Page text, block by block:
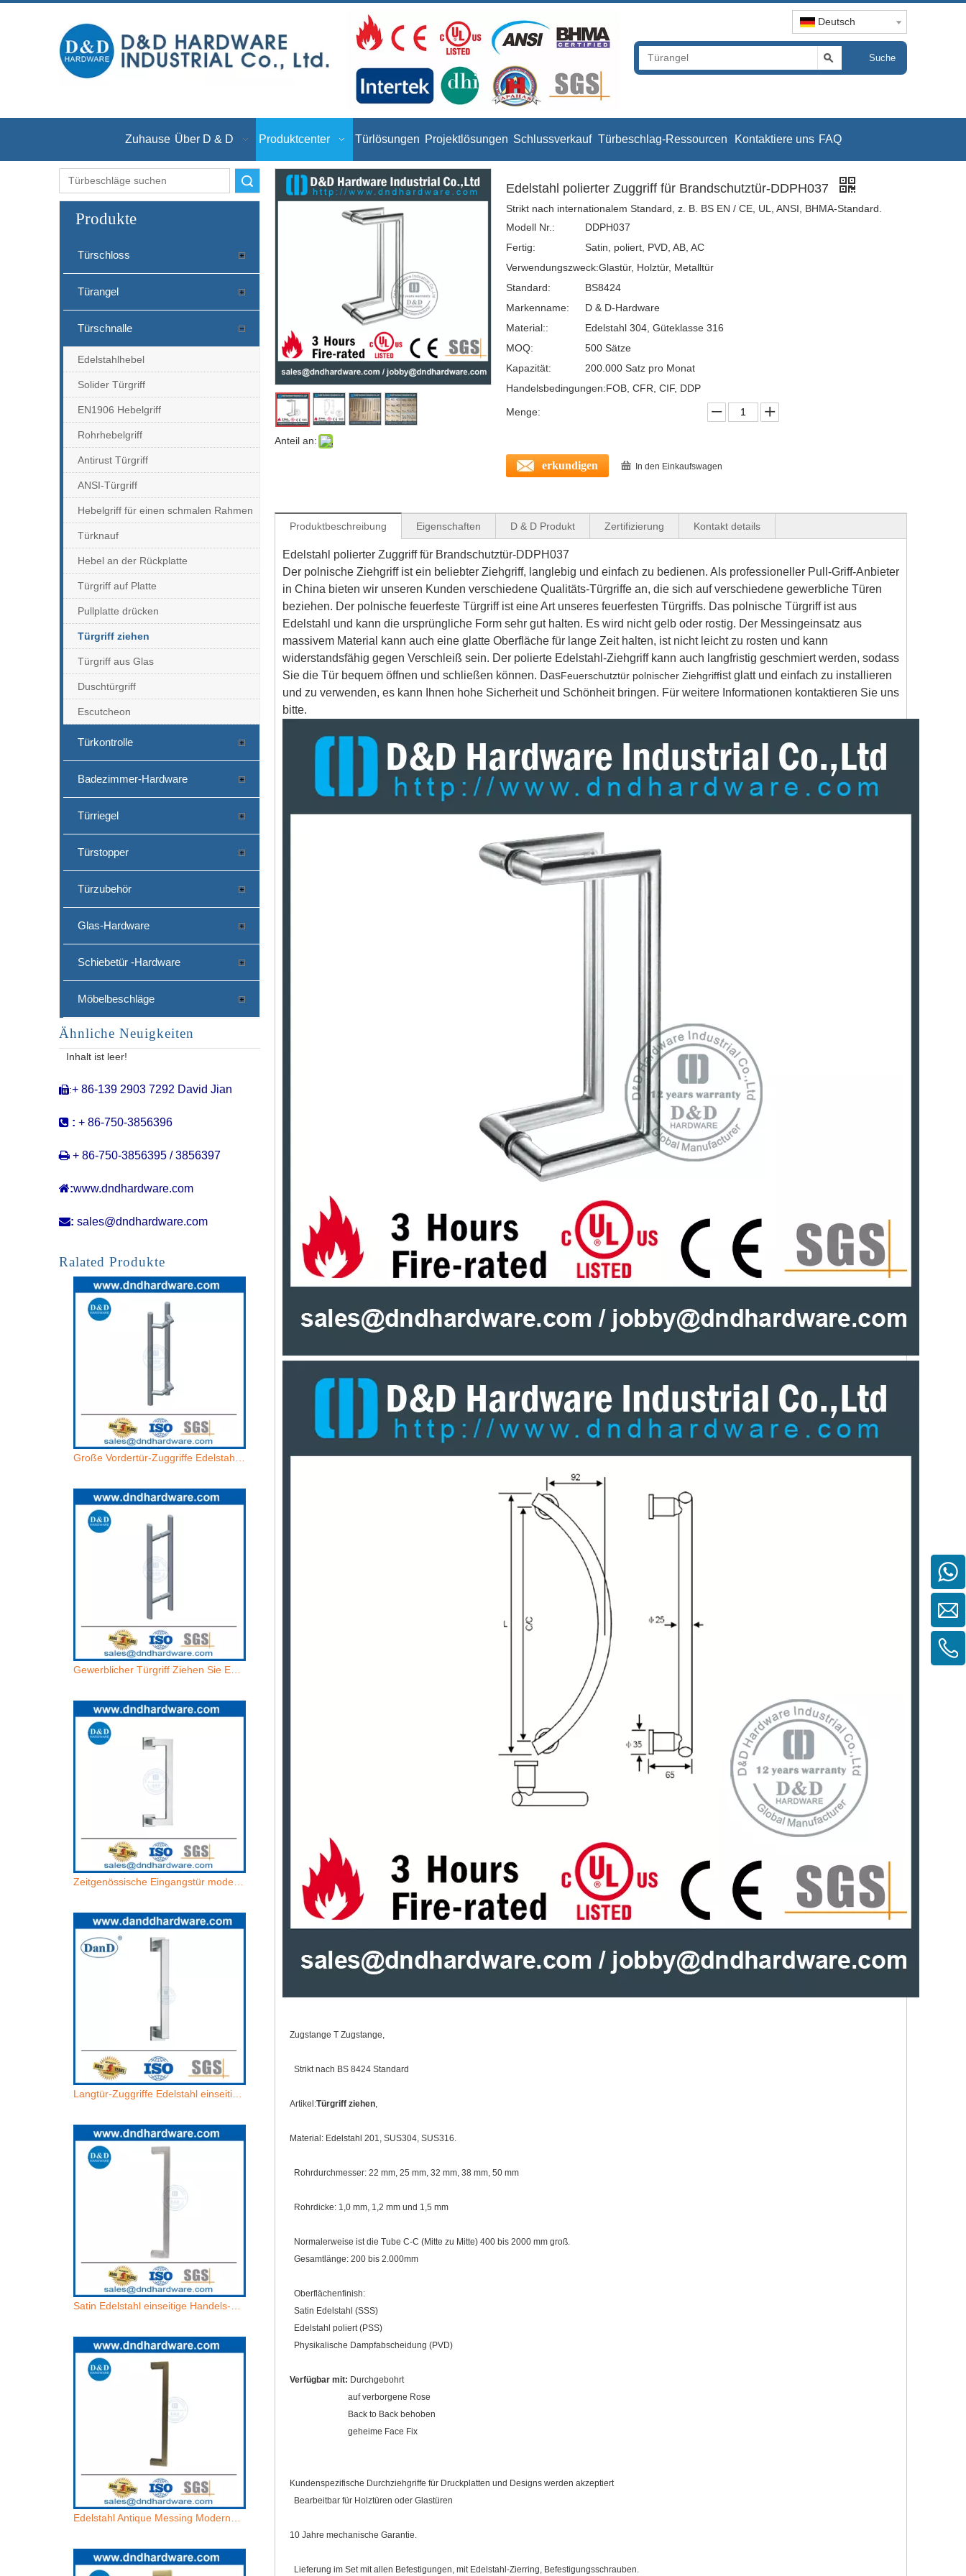
Deutsch
Suche
Zuhause Über D & D Produktcenter Türlösungen Projektlösungen Schlussverkauf Türbeschlag-Ressourcen Kontaktiere uns FAQ
Produkte
Türschloss
Türangel
Türschnalle
Edelstahlhebel
Solider Türgriff
EN1906 Hebelgriff
Rohrhebelgriff
Antirust Türgriff
ANSI-Türgriff
Hebelgriff für einen schmalen Rahmen
Türknauf
Hebel an der Rückplatte
Türgriff auf Platte
Pullplatte drücken
Türgriff ziehen
Türgriff aus Glas
Duschtürgriff
Escutcheon
Türkontrolle
Badezimmer-Hardware
Türriegel
Türstopper
Türzubehör
Glas-Hardware
Schiebetür -Hardware
Möbelbeschläge
Ähnliche Neuigkeiten
Inhalt ist leer!
:+ 86-139 2903 7292 David Jian
 : + 86-750-3856396
 + 86-750-3856395 / 3856397
:www.dndhardware.com
: sales@dndhardware.com
Ralated Produkte
Anteil an:
Edelstahl polierter Zuggriff für Brandschutztür-DDPH037
Strikt nach internationalem Standard, z. B. BS EN / CE, UL, ANSI, BHMA-Standard.
Modell Nr.:
DDPH037
Fertig:
Satin, poliert, PVD, AB, AC
Verwendungszweck:Glastür, Holztür, Metalltür
Standard:
BS8424
Markenname:
D & D-Hardware
Material::
Edelstahl 304, Güteklasse 316
MOQ:
500 Sätze
Kapazität:
200.000 Satz pro Monat
Handelsbedingungen:FOB, CFR, CIF, DDP
Menge:
erkundigen In den Einkaufswagen
Produktbeschreibung Eigenschaften D & D Produkt Zertifizierung Kontakt details
Edelstahl polierter Zuggriff für Brandschutztür-DDPH037
Der polnische Ziehgriff ist ein beliebter Ziehgriff, langlebig und einfach zu bedienen. Als professioneller Pull-Griff-Anbieter
in China bieten wir unseren Kunden verschiedene Qualitäts-Türgriffe an, die sich auf verschiedene gewerbliche Türen
beziehen. Der polnische feuerfeste Türgriff ist eine Art unseres feuerfesten Türgriffs. Das polnische Türgriff ist aus
Edelstahl und kann die ursprüngliche Form sehr gut halten. Es wird nicht gelb oder rostig. Der Messingeinsatz aus
massivem Material kann auch eine glatte Oberfläche für lange Zeit halten, ist nicht leicht zu rosten und kann
widerstandsfähig gegen Verschleiß sein. Der polierte Edelstahl-Ziehgriff kann auch langfristig geschmiert werden, sodass
Sie die Tür bequem öffnen und schließen können. DasFeuerschutztür polnischer Ziehgriffist glatt und einfach zu installieren
und zu verwenden, es kann Ihnen hohe Sicherheit und Schönheit bringen. Für weitere Informationen kontaktieren Sie uns
bitte.
Zugstange T Zugstange,
Strikt nach BS 8424 Standard
Artikel:Türgriff ziehen,
Material: Edelstahl 201, SUS304, SUS316.
Rohrdurchmesser: 22 mm, 25 mm, 32 mm, 38 mm, 50 mm
Rohrdicke: 1,0 mm, 1,2 mm und 1,5 mm
Normalerweise ist die Tube C-C (Mitte zu Mitte) 400 bis 2000 mm groß.
Gesamtlänge: 200 bis 2.000mm
Oberflächenfinish:
Satin Edelstahl (SSS)
Edelstahl poliert (PSS)
Physikalische Dampfabscheidung (PVD)
Verfügbar mit: Durchgebohrt
auf verborgene Rose
Back to Back behoben
geheime Face Fix
Kundenspezifische Durchziehgriffe für Druckplatten und Designs werden akzeptiert
Bearbeitbar für Holztüren oder Glastüren
10 Jahre mechanische Garantie.
Lieferung im Set mit allen Befestigungen, mit Edelstahl-Zierring, Befestigungsschrauben.